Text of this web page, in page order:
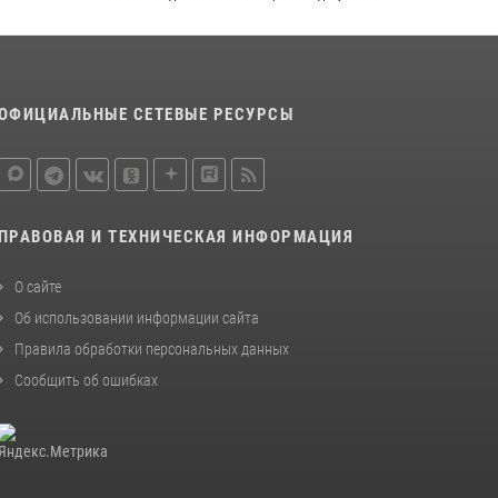
злоумышленников, напавших на бригаду
14 июля 2026, 12:20
Росгвардии Героя России генерала армии
Российской Федерации в Северо-Кавказском
СЕТЕВЫЕ РЕСУРСЫ
ПРАВОВАЯ И ТЕХНИЧЕСКАЯ ИНФОРМАЦИЯ
О сайте
Об использовании информации сайта
Правила обработки персональных данных
Сообщить об ошибках